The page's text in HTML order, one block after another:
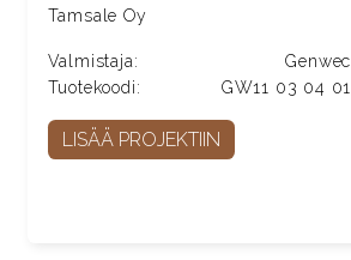
Tamsale Oy
Valmistaja:
Genwec
Tuotekoodi:
GW11 03 04 01
LISÄÄ PROJEKTIIN